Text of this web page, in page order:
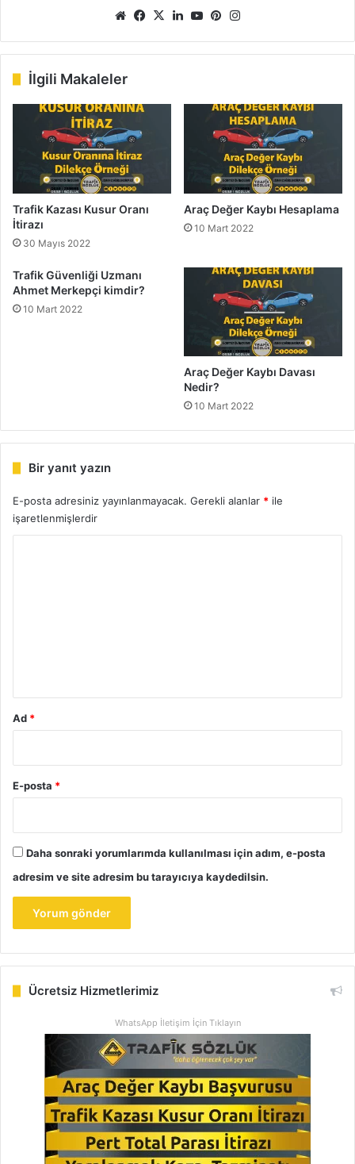
We
sit
Fa
bo
X
Lin
dIn
Yo
ub
Pin
est ra
İlgili Makaleler
Trafik Kazası Kusur Oranı
İtirazı
30 Mayıs 2022
Araç Değer Kaybı Hesaplama
10 Mart 2022
Trafik Güvenliği Uzmanı
Ahmet Merkepçi kimdir?
10 Mart 2022
Araç Değer Kaybı Davası
Nedir?
10 Mart 2022
Bir yanıt yazın
E-posta adresiniz yayınlanmayacak. Gerekli alanlar * ile
işaretlenmişlerdir
Ad *
E-posta *
Daha sonraki yorumlarımda kullanılması için adım, e-posta
adresim ve site adresim bu tarayıcıya kaydedilsin.
Ücretsiz Hizmetlerimiz
WhatsApp İletişim İçin Tıklayın